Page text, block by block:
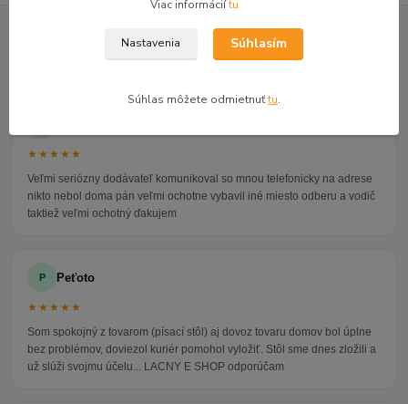
4.9★★★★★
★★★★★
Veľmi seriózny dodávateľ komunikoval so mnou telefonicky na adrese
nikto nebol doma pán veľmi ochotne vybavil iné miesto odberu a vodič
taktiež veľmi ochotný ďakujem
P Peťoto
★★★★★
Som spokojný z tovarom (písací stôl) aj dovoz tovaru domov bol úplne
bez problémov, doviezol kuriér pomohol vyložiť. Stôl sme dnes zložili a
už slúži svojmu účelu... LACNY E SHOP odporúčam
Viac informáciítu
Nastavenia Súhlasím
Súhlas môžete odmietnuťtu.